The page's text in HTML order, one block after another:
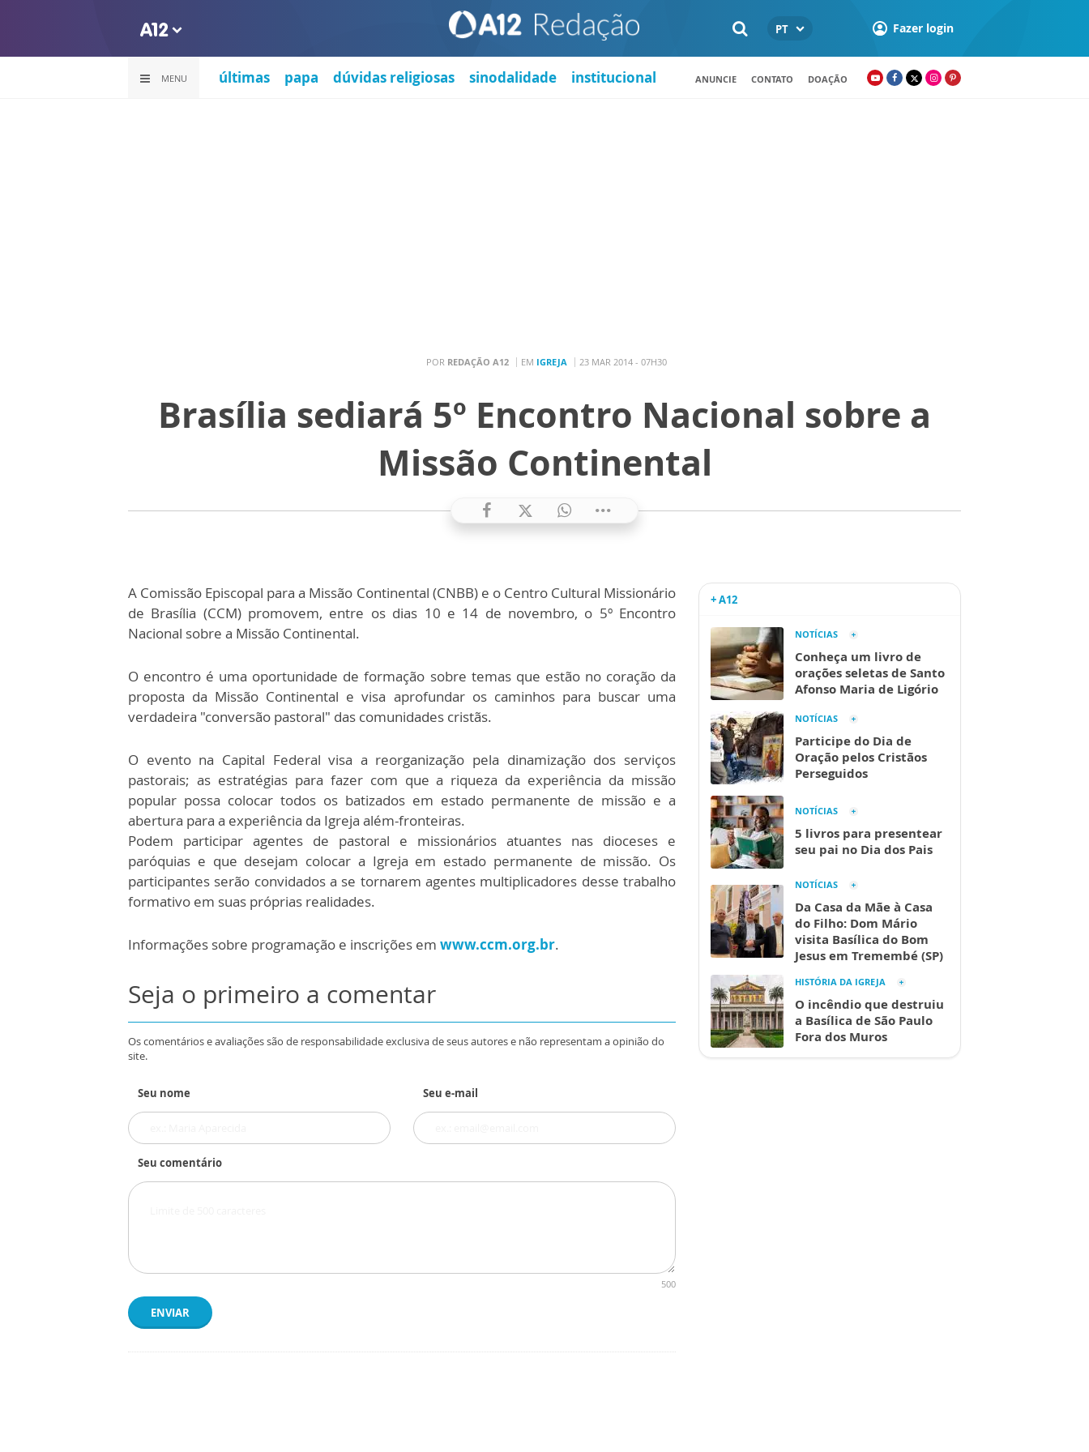
PT Fazer login
MENU últimas papa dúvidas religiosas sinodalidade institucional ANUNCIE CONTATO DOAÇÃO
POR REDAÇÃO A12 EM IGREJA 23 MAR 2014 - 07H30
Brasília sediará 5º Encontro Nacional sobre a
Missão Continental
A Comissão Episcopal para a Missão Continental (CNBB) e o Centro Cultural Missionário
de Brasília (CCM) promovem, entre os dias 10 e 14 de novembro, o 5º Encontro
Nacional sobre a Missão Continental.
O encontro é uma oportunidade de formação sobre temas que estão no coração da
proposta da Missão Continental e visa aprofundar os caminhos para buscar uma
verdadeira "conversão pastoral" das comunidades cristãs.
O evento na Capital Federal visa a reorganização pela dinamização dos serviços
pastorais; as estratégias para fazer com que a riqueza da experiência da missão
popular possa colocar todos os batizados em estado permanente de missão e a
abertura para a experiência da Igreja além-fronteiras.
Podem participar agentes de pastoral e missionários atuantes nas dioceses e
paróquias e que desejam colocar a Igreja em estado permanente de missão. Os
participantes serão convidados a se tornarem agentes multiplicadores desse trabalho
formativo em suas próprias realidades.
Informações sobre programação e inscrições em www.ccm.org.br.
Seja o primeiro a comentar
Os comentários e avaliações são de responsabilidade exclusiva de seus autores e não representam a opinião do
site.
Seu nome Seu e-mail
Seu comentário
500
ENVIAR
+ A12
NOTÍCIAS
Conheça um livro de
orações seletas de Santo
Afonso Maria de Ligório
NOTÍCIAS
Participe do Dia de
Oração pelos Cristãos
Perseguidos
NOTÍCIAS
5 livros para presentear
seu pai no Dia dos Pais
NOTÍCIAS
Da Casa da Mãe à Casa
do Filho: Dom Mário
visita Basílica do Bom
Jesus em Tremembé (SP)
HISTÓRIA DA IGREJA
O incêndio que destruiu
a Basílica de São Paulo
Fora dos Muros